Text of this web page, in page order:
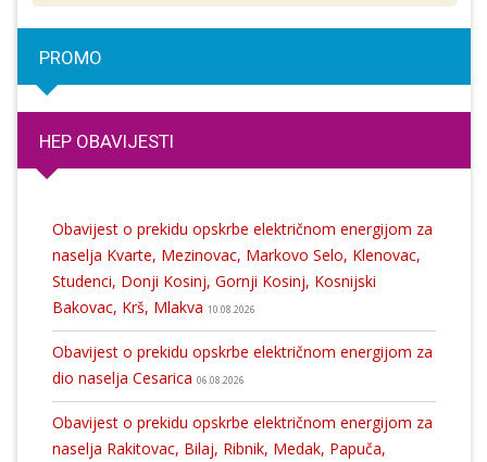
PROMO
HEP OBAVIJESTI
Obavijest o prekidu opskrbe električnom energijom za
naselja Kvarte, Mezinovac, Markovo Selo, Klenovac,
Studenci, Donji Kosinj, Gornji Kosinj, Kosnijski
Bakovac, Krš, Mlakva 10.08.2026
Obavijest o prekidu opskrbe električnom energijom za
dio naselja Cesarica 06.08.2026
Obavijest o prekidu opskrbe električnom energijom za
naselja Rakitovac, Bilaj, Ribnik, Medak, Papuča,